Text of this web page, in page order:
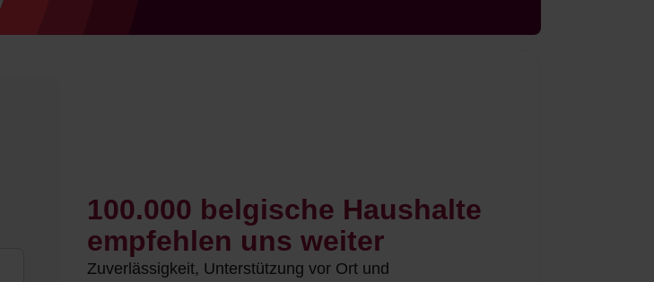
100.000 belgische Haushalte
empfehlen uns weiter
Zuverlässigkeit, Unterstützung vor Ort und